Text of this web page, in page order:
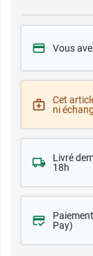
Vous
Cet
ni
Livré
18h
Paiement
Pay)